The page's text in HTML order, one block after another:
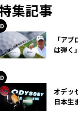
集記事
「ア
は弾く
オデッ
日本生